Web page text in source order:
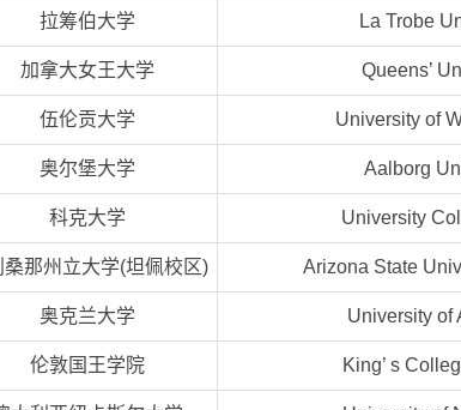
拉筹伯大学 La Trobe
加拿大女王大学 Queens’
伍伦贡大学 University of
奥尔堡大学 Aalborg
科克大学 University
桑那州立大学(坦佩校区) Arizona State
奥克兰大学 University of
伦敦国王学院 King’ s